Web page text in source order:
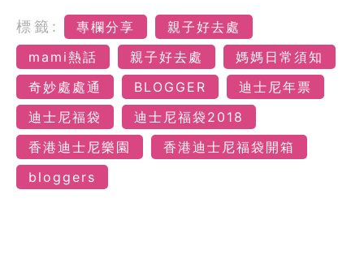
標籤: 專欄分享
親子好去處
mami熱話
親子好去處
媽媽日常須知
奇妙處處通
BLOGGER
迪士尼年票
迪士尼福袋
迪士尼福袋2018
香港迪士尼樂園
香港迪士尼福袋開箱
bloggers